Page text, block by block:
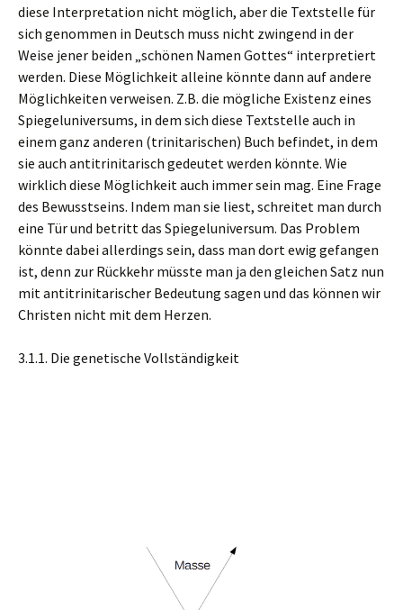
diese Interpretation nicht möglich, aber die Textstelle für
sich genommen in Deutsch muss nicht zwingend in der
Weise jener beiden „schönen Namen Gottes“ interpretiert
werden. Diese Möglichkeit alleine könnte dann auf andere
Möglichkeiten verweisen. Z.B. die mögliche Existenz eines
Spiegeluniversums, in dem sich diese Textstelle auch in
einem ganz anderen (trinitarischen) Buch befindet, in dem
sie auch antitrinitarisch gedeutet werden könnte. Wie
wirklich diese Möglichkeit auch immer sein mag. Eine Frage
des Bewusstseins. Indem man sie liest, schreitet man durch
eine Tür und betritt das Spiegeluniversum. Das Problem
könnte dabei allerdings sein, dass man dort ewig gefangen
ist, denn zur Rückkehr müsste man ja den gleichen Satz nun
mit antitrinitarischer Bedeutung sagen und das können wir
Christen nicht mit dem Herzen.
3.1.1. Die genetische Vollständigkeit